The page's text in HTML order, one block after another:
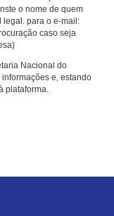
o nome de quem
legal. para o e-mail:
caso seja
Nacional do
e, estando
plataforma.